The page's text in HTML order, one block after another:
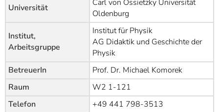
Informationen zur
Barrierefreiheit
Universität
Carl von Ossietzky Universität
Oldenburg
Institut,
Arbeitsgruppe
Institut für Physik
AG Didaktik und Geschichte der
Physik
BetreuerIn
Prof. Dr. Michael Komorek
Raum
W2 1-121
Telefon
+49 441 798-3513